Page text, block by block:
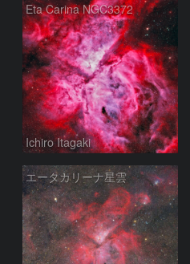
Eta Carina NGC3372
Ichiro Itagaki
エータカリーナ星雲